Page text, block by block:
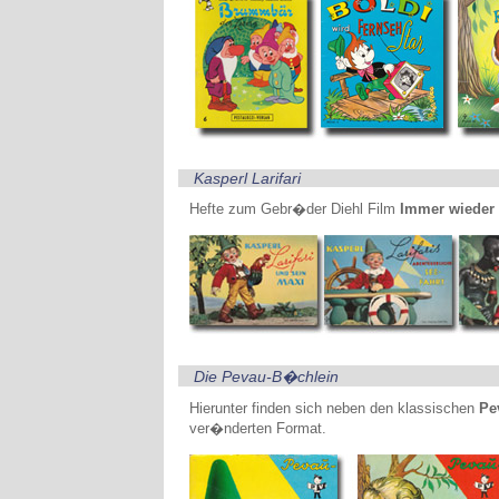
Kasperl Larifari
Hefte zum Gebr�der Diehl Film Immer
Die Pevau-B�chlein
Hierunter finden sich neben den klassischen
ver�nderten Format.